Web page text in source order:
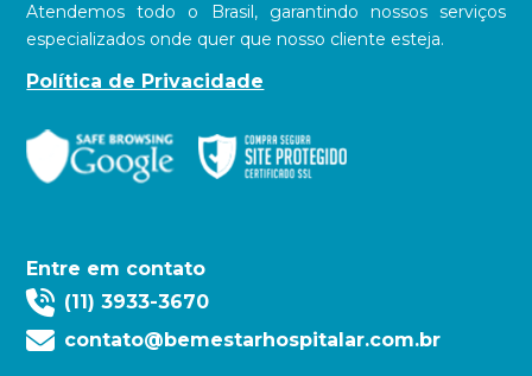
Atendemos todo o Brasil, garantindo nossos serviços
especializados onde quer que nosso cliente esteja.
Política de Privacidade
Entre em contato
(11) 3933-3670
contato@bemestarhospitalar.com.br